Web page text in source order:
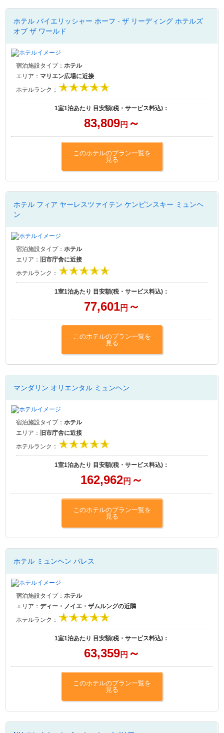
ホテル バイエリッシャー ホーフ - ザ リーディング ホテルズ
オブ ザ ワールド
宿泊施設タイプ：ホテル
エリア： マリエン広場に近接
ホテルランク：
1室1泊あたり 目安額(税・サービス料込)：
83,809円 ～
このホテルのプラン一覧を
見る
ホテル フィア ヤーレスツァイテン ケンピンスキー ミュンヘ
ン
宿泊施設タイプ：ホテル
エリア：
旧市庁舎に近接
ホテルランク：
1室1泊あたり 目安額(税・サービス料込)：
77,601円 ～
このホテルのプラン一覧を
見る
マンダリン オリエンタル ミュンヘン
宿泊施設タイプ：ホテル
エリア：
旧市庁舎に近接
ホテルランク：
1室1泊あたり 目安額(税・サービス料込)：
162,962円 ～
このホテルのプラン一覧を
見る
ホテル ミュンヘン パレス
宿泊施設タイプ：ホテル
エリア：ディー・ノイエ・ザムルングの近隣
ホテルランク：
1室1泊あたり 目安額(税・サービス料込)：
63,359円 ～
このホテルのプラン一覧を
見る